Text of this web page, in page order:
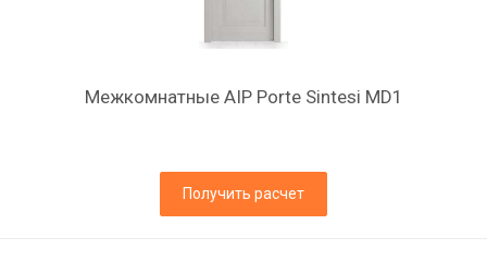
Межкомнатные AIP Porte Sintesi MD1
Получить расчет